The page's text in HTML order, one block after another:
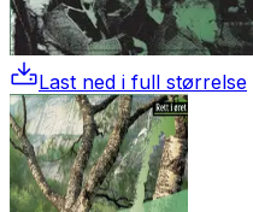
Last ned i full størrelse